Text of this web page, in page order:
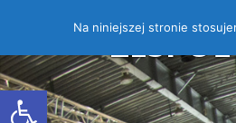
Open toolbar
Na niniejszej stronie